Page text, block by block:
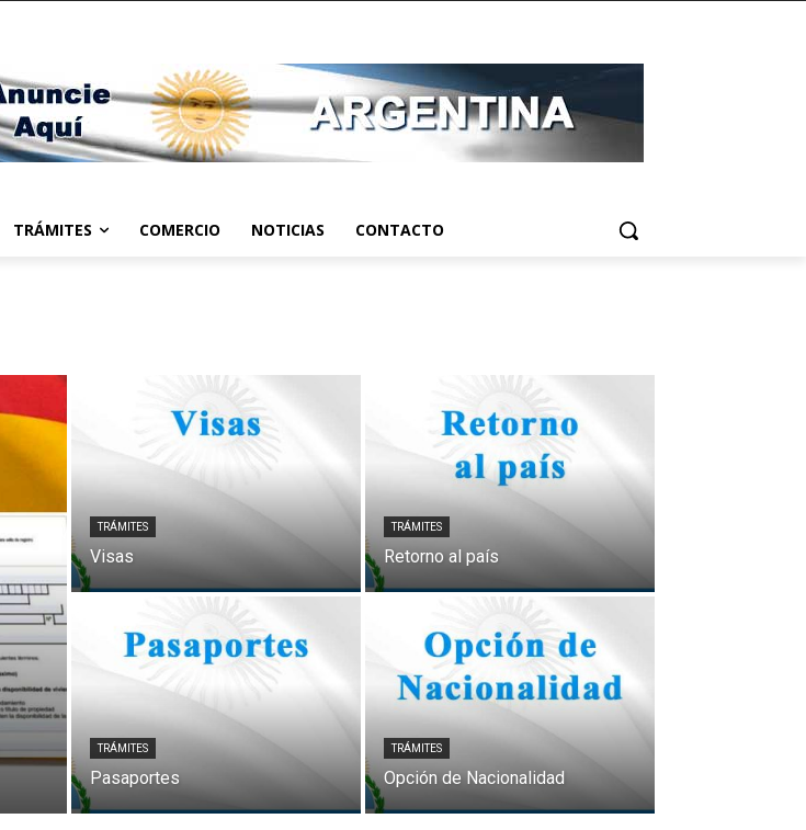
TRÁMITES COMERCIO NOTICIAS CONTACTO
TRÁMITES
Visas
TRÁMITES
Retorno al país
TRÁMITES
Pasaportes
TRÁMITES
Opción de Nacionalidad